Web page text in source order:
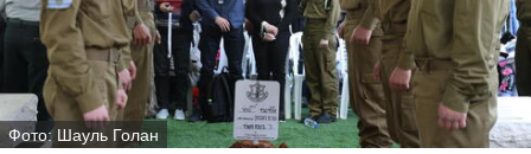
Фото: Шауль Голан